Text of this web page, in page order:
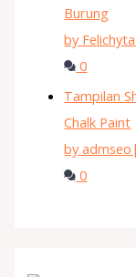
Burung
by Felichyta
0
Tampilan
Chalk Paint
by admseo |
0